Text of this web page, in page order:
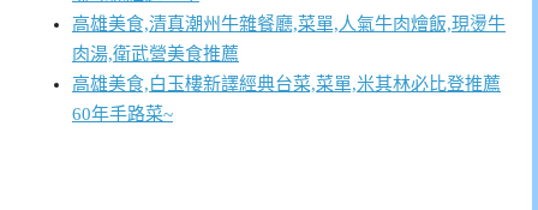
高雄美食,清真潮州牛雜餐廳,菜單,人氣牛肉燴飯,現燙牛
肉湯,衛武營美食推薦
高雄美食,白玉樓新譯經典台菜,菜單,米其林必比登推薦
60年手路菜~